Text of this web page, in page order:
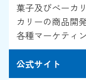
菓子及びべーカ
カリーの商品開発
各種マーケティ
公式サイト